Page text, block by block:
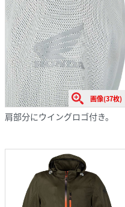
画像(37枚)
肩部分にウイングロゴ付き。